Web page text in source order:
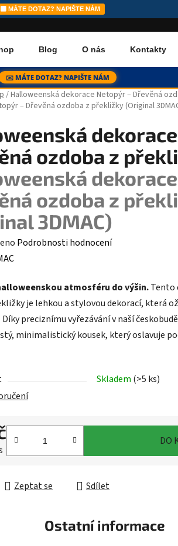
MÁTE DOTAZ? NAPIŠTE NÁM
Blog O nás Kontakty
✉️ MÁTE DOTAZ?NAPIŠTE NÁM
/Halloweenská dekorace Netopýr – Dřevěná
– Dřevěná ozdoba z překližky (Original
ozdoba z
ozdoba z
3DMAC)
produktu je 0,0 z 5 hvězdiček.
Podrobnosti hodnocení
atmosféru do výšin.Tento
je lehkou a stylovou dekorací, která
Díky preciznímu vyřezávání v naší
minimalistický kousek, který oslavuje
Skladem (>5 ks)
DO
Zeptat se Sdílet
Ostatní informace